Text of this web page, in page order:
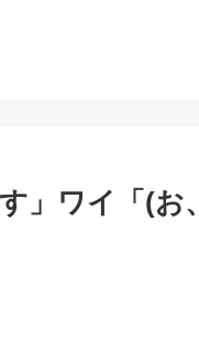
」ワイ「(お